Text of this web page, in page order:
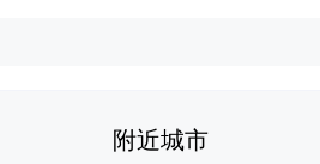
附近城市